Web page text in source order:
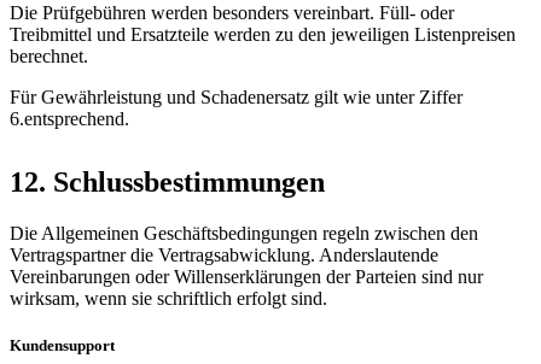
Die Prüfgebühren werden besonders vereinbart. Füll- oder
Treibmittel und Ersatzteile werden zu den jeweiligen Listenpreisen
berechnet.
Für Gewährleistung und Schadenersatz gilt wie unter Ziffer
6.entsprechend.
12. Schlussbestimmungen
Die Allgemeinen Geschäftsbedingungen regeln zwischen den
Vertragspartner die Vertragsabwicklung. Anderslautende
Vereinbarungen oder Willenserklärungen der Parteien sind nur
wirksam, wenn sie schriftlich erfolgt sind.
Kundensupport